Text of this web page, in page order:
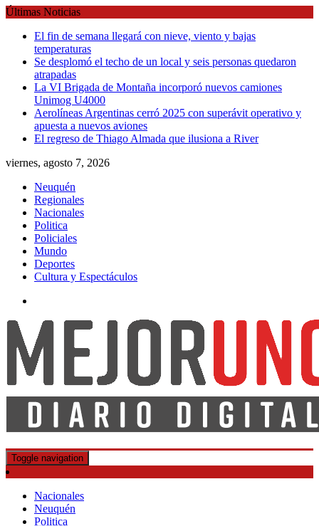
Skip
content
Últimas Noticias
El fin de semana llegará con nieve, viento y bajas
temperaturas
Se desplomó el techo de un local y seis personas quedaron
atrapadas
La VI Brigada de Montaña incorporó nuevos camiones
Unimog U4000
Aerolíneas Argentinas cerró 2025 con superávit operativo y
apuesta a nuevos aviones
El regreso de Thiago Almada que ilusiona a River
viernes, agosto 7, 2026
Neuquén
Regionales
Nacionales
Politica
Policiales
Mundo
Deportes
Cultura y Espectáculos
MEJOR UNO
DIARIO DIGITAL
Toggle navigation
Nacionales
Neuquén
Politica